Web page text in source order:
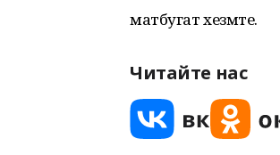
матбугат хезмәте.
Читайте нас